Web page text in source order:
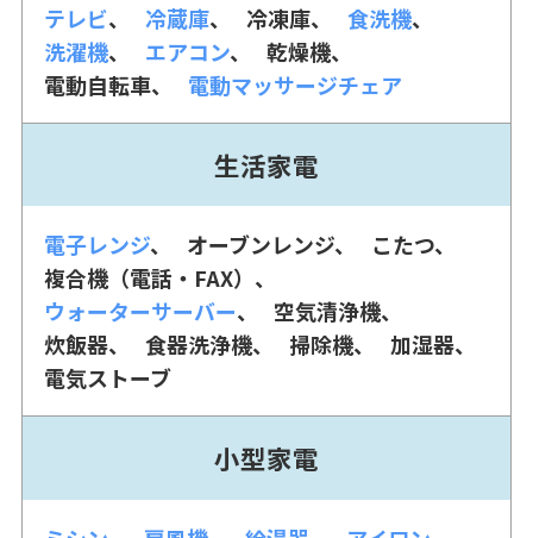
テレビ 冷蔵庫 冷凍庫
食洗機
洗濯機
エアコン
乾燥機
電動自転車
電動マッサージチェア
生活家電
電子レンジ オーブンレンジ
こたつ
複合機（電話・FAX）
ウォーターサーバー
空気清浄機
炊飯器
食器洗浄機 掃除機
加湿器
電気ストーブ
小型家電